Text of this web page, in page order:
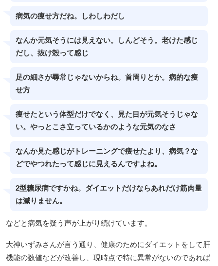
病気の痩せ方だね。しわしわだし
なんか元気そうには見えない。しんどそう。老けた感じ
だし、抜け殻って感じ
足の細さが尋常じゃないからね。首周りとか。病的な痩
せ方
痩せたという体型だけでなく、見た目が元気そうじゃな
い。やっとこさ立っているかのような元気のなさ
なんか見た感じがトレーニングで痩せたより、病気？な
どでやつれたって感じに見えるんですよね。
2型糖尿病ですかね。ダイエットだけならあれだけ筋肉量
は減りません。
などと病気を疑う声が上がり続けています。
大神いずみさんが言う通り、健康のためにダイエットをして肝
機能の数値などが改善し、現時点で特に異常がないのであれば